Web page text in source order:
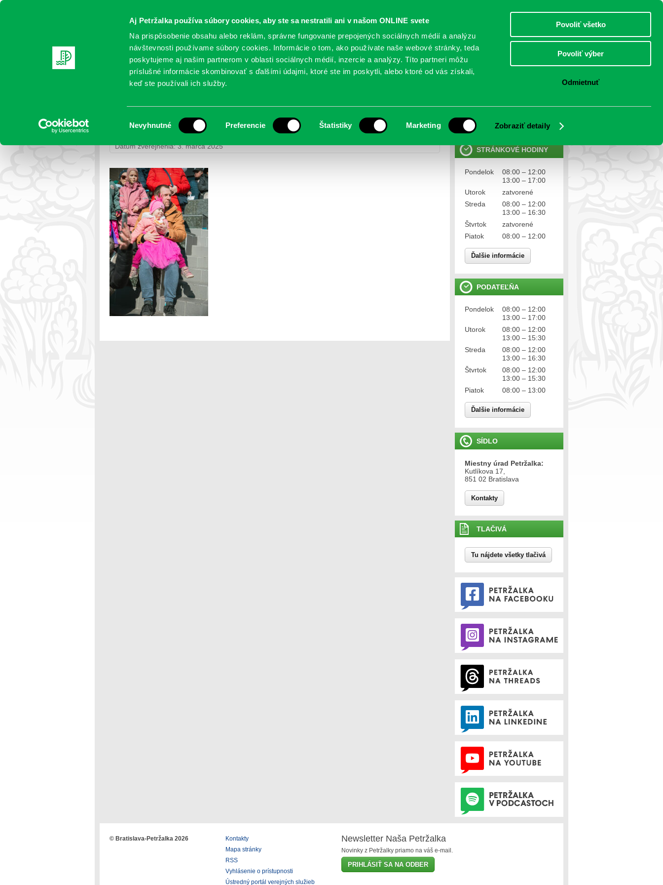
Aj Petržalka používa súbory cookies, aby ste sa nestratili ani v našom ONLINE svete
Na prispôsobenie obsahu alebo reklám, správne fungovanie prepojených sociálnych médií a analýzu
návštevnosti používame súbory cookies. Informácie o tom, ako používate naše webové stránky, teda
poskytujeme aj našim partnerom v oblasti sociálnych médií, inzercie a analýzy. Títo partneri môžu
príslušné informácie skombinovať s ďalšími údajmi, ktoré ste im poskytli, alebo ktoré od vás získali,
keď ste používali ich služby.
súhlasu
Nevyhnutné Preferencie Štatistiky Marketing Zobraziť detaily
Povoliť všetko
Povoliť výber
Odmietnuť
Oficiálne stránky
PETRŽALSKÉ KONTO
AKTUALITY SAMOSPRÁVA ORGANIZÁCIE OBLASTI NOVINY MAPY TLAČIVÁ KONTAKTY
Ochrana osobných údajov
STRÁNKOVÉ HODINY
Pondelok
08:00 – 12:00
13:00 – 17:00
Utorok
zatvorené
Streda
08:00 – 12:00
13:00 – 16:30
Štvrtok
zatvorené
Piatok
08:00 – 12:00
Ďalšie informácie
PODATEĽŇA
Pondelok
08:00 – 12:00
13:00 – 17:00
Utorok
08:00 – 12:00
13:00 – 15:30
Streda
08:00 – 12:00
13:00 – 16:30
Štvrtok
08:00 – 12:00
13:00 – 15:30
Piatok
08:00 – 13:00
Ďalšie informácie
SÍDLO
Miestny úrad Petržalka:
Kutlíkova 17,
851 02 Bratislava
Kontakty
TLAČIVÁ
Tu nájdete všetky tlačivá
DA5A0386
Petržalka>Fotogalérie >Fašiangy
> DA5A0386
Dátum zverejnenia: 3. marca 2025
© Bratislava-Petržalka 2026
Kontakty
Mapa stránky
RSS
Vyhlásenie o prístupnosti
Ústredný portál verejných služieb
Newsletter Naša Petržalka
Novinky z Petržalky priamo na váš e-mail.
PRIHLÁSIŤ SA NA ODBER